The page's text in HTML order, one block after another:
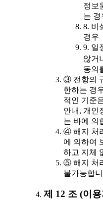
정보
는 경
8. 비
경우
9. 일
않거
동의
③ 전항의
한하는 경
적인 기준
안내, 개인
는 바에 의
④ 해지 처
에 의하여
하고 지체
⑤ 해지 처
불가능합
제 12 조 (이